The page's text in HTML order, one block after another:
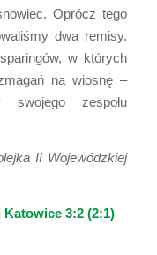
Oprócz tego
dwa remisy.
w których
na wiosnę –
swojego zespołu
II Wojewódzkiej
3:2 (2:1)